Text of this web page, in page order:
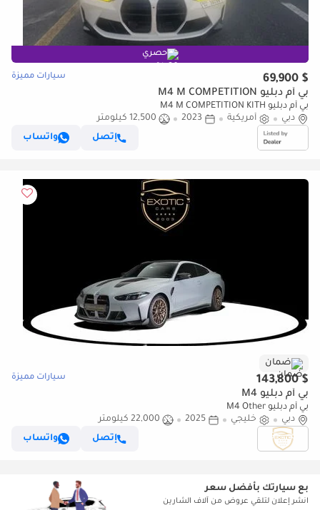
حصري
$ 69,900 سيارات مميزة
بي أم دبليو M4 M COMPETITION
بي أم دبليو M4 M COMPETITION KITH
دبي
أمريكية 2023
12,500 كيلومتر
إتصل
واتساب
ضمان
$ 143,800 سيارات مميزة
بي أم دبليو M4
بي أم دبليو M4 Other
دبي
خليجي 2025
22,000 كيلومتر
إتصل
واتساب
بع سيارتك بأفضل سعر
انشر إعلان لتلقي عروض من آلاف الشارين